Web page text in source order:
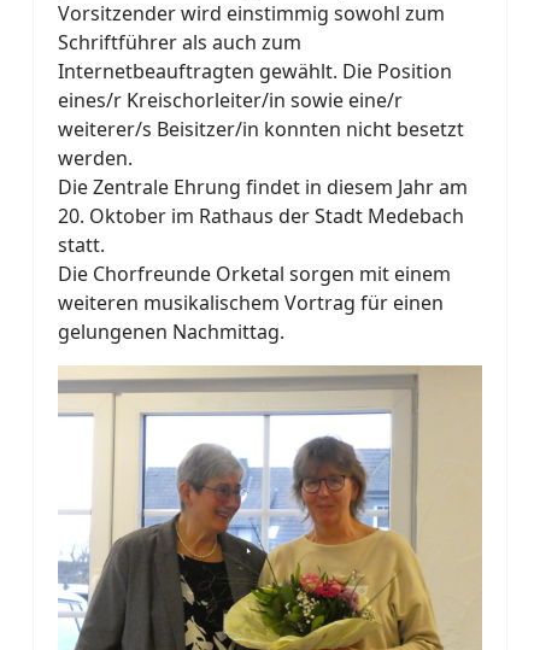
Vorsitzender wird einstimmig sowohl zum
Schriftführer als auch zum
Internetbeauftragten gewählt. Die Position
eines/r Kreischorleiter/in sowie eine/r
weiterer/s Beisitzer/in konnten nicht besetzt
werden.
Die Zentrale Ehrung findet in diesem Jahr am
20. Oktober im Rathaus der Stadt Medebach
statt.
Die Chorfreunde Orketal sorgen mit einem
weiteren musikalischem Vortrag für einen
gelungenen Nachmittag.